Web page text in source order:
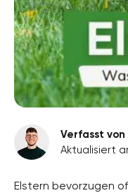
Verfasst von
Aktualisiert
Elstern bevorzugen